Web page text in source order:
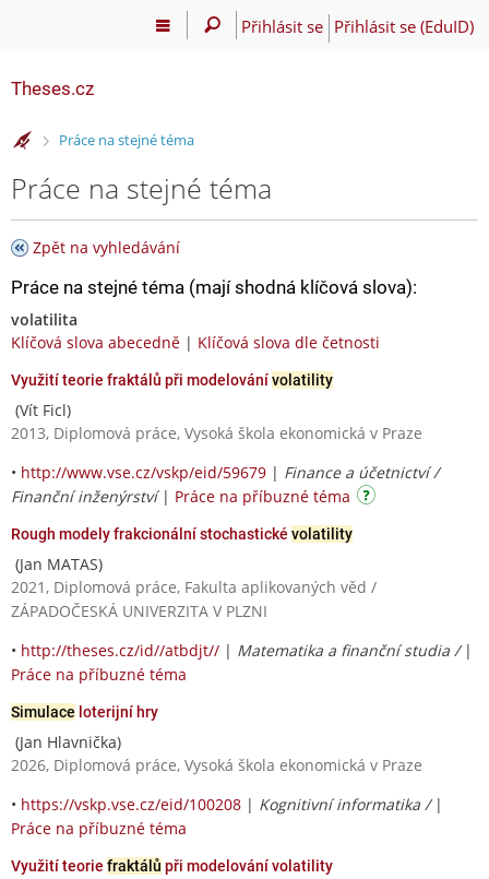
Přihlásit se Přihlásit se (EduID)
Theses.cz
>Práce na stejné téma
Práce na stejné téma
Zpět na vyhledávání
Práce na stejné téma (mají shodná klíčová slova):
volatilita
Klíčová slova abecedně | Klíčová slova dle četnosti
Využití teorie fraktálů při modelovánívolatility
(Vít Ficl)
2013, Diplomová práce, Vysoká škola ekonomická v Praze
• http://www.vse.cz/vskp/eid/59679 | Finance a účetnictví /
Finanční inženýrství| Práce na příbuzné téma
Rough modely frakcionální stochastické volatility
(Jan MATAS)
2021, Diplomová práce, Fakulta aplikovaných věd /
ZÁPADOČESKÁ UNIVERZITA V PLZNI
• http://theses.cz/id//atbdjt// | Matematika a finanční studia / |
Práce na příbuzné téma
Simulace loterijní hry
(Jan Hlavnička)
2026, Diplomová práce, Vysoká škola ekonomická v Praze
• https://vskp.vse.cz/eid/100208 | Kognitivní informatika / |
Práce na příbuzné téma
Využití teorie fraktálů při modelování volatility